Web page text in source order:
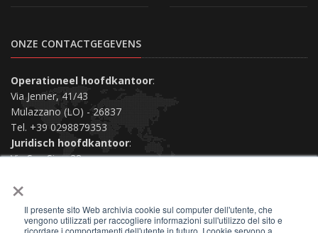
×
Il presente sito Web archivia cookie sul computer dell'utente, che
vengono utilizzati per raccogliere informazioni sull'utilizzo del sito e
ricordare i comportamenti dell'utente in futuro. I cookie servono a
ONZE CONTACTGEGEVENS
Operationeel hoofdkantoor:
Via Jenner, 41/43
Mulazzano (LO) - 26837
Tel. +39 0298879353
Juridisch hoofdkantoor:
Via San Siro, 38
Neem contact met ons op